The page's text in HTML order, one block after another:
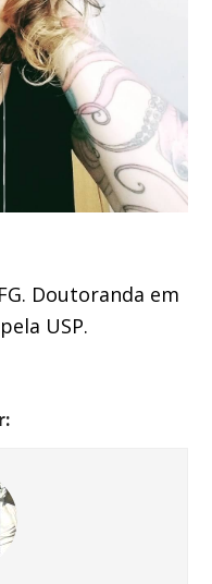
Doutoranda em
USP.